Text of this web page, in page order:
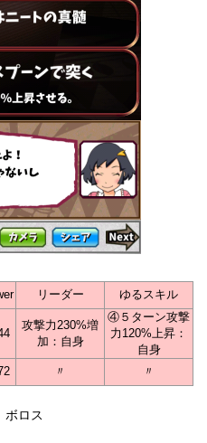
リーダー ゆるスキル
攻撃力230%増
加：自身
④５ターン攻撃
力120%上昇：
自身
〃 〃
ボロス